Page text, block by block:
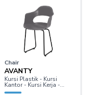
Chair
AVANTY
Kursi Plastik - Kursi
Kantor - Kursi Kerja -
Kursi Belajar